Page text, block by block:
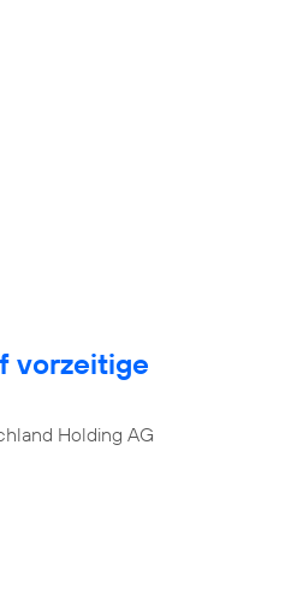
vorzeitige
Holding AG